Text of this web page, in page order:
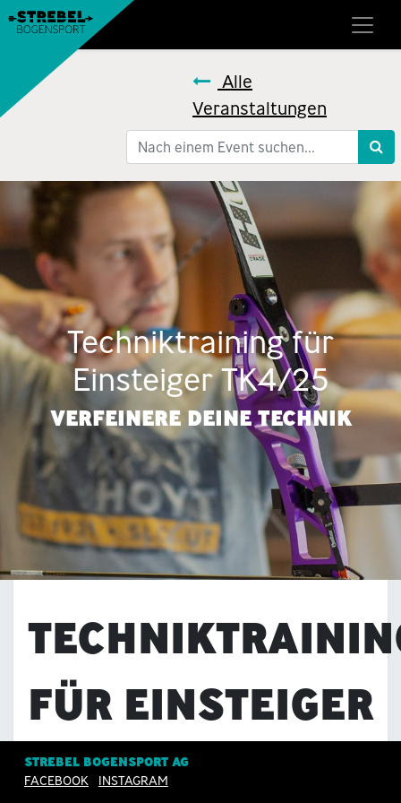
Alle
Veranstaltungen
Techniktraining für
Einsteiger TK4/25
VERFEINERE DEINE TECHNIK
FÜR EINSTEIGER
Ziel dieses Trainings ist das Erlernen und
STREBEL BOGENSPORT AG
FACEBOOK
INSTAGRAM